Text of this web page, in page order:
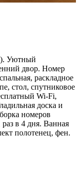
Уютный
двор. Номер
раскладное
стол, спутниковое
Wi-Fi,
доска и
номеров
в 4 дня. Ванная
полотенец, фен.